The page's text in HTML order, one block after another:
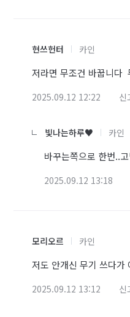
현쓰헌터 카인
저라면 무조건 바꿉니다
2025.09.12 12:22 신
빛나는하루♥ 카인
바꾸는쪽으로 한번..
2025.09.12 13:18
모리오르 카인
저도 안개신 무기 쓰다가
2025.09.12 13:12 신